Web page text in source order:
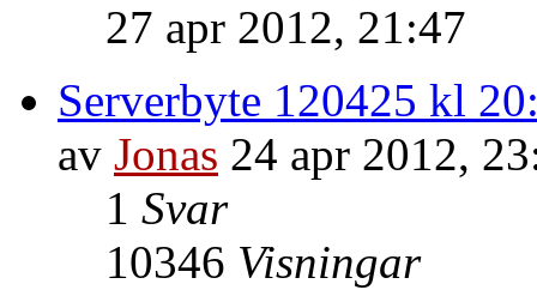
27 apr 2012, 21:47
Serverbyte 120425 kl
av Jonas 24 apr 2012,
1 Svar
10346 Visningar